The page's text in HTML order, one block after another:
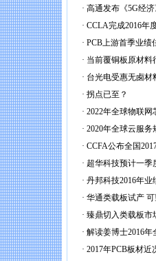
· 高通发布《5G经
· CCLA完成2016年
· PCB上游首季业绩
· 当前覆铜板原材料
· 台光电受惠无卥材
· 拐点已至？
· 2022年全球物联
· 2020年全球云服务
· CCFA公布全国
· 超华科技预计一季
· 丹邦科技2016年业
· 华通类载板试产
· 臻鼎切入类载板市
· 解读姜博士2016年
· 2017年PCB板材近